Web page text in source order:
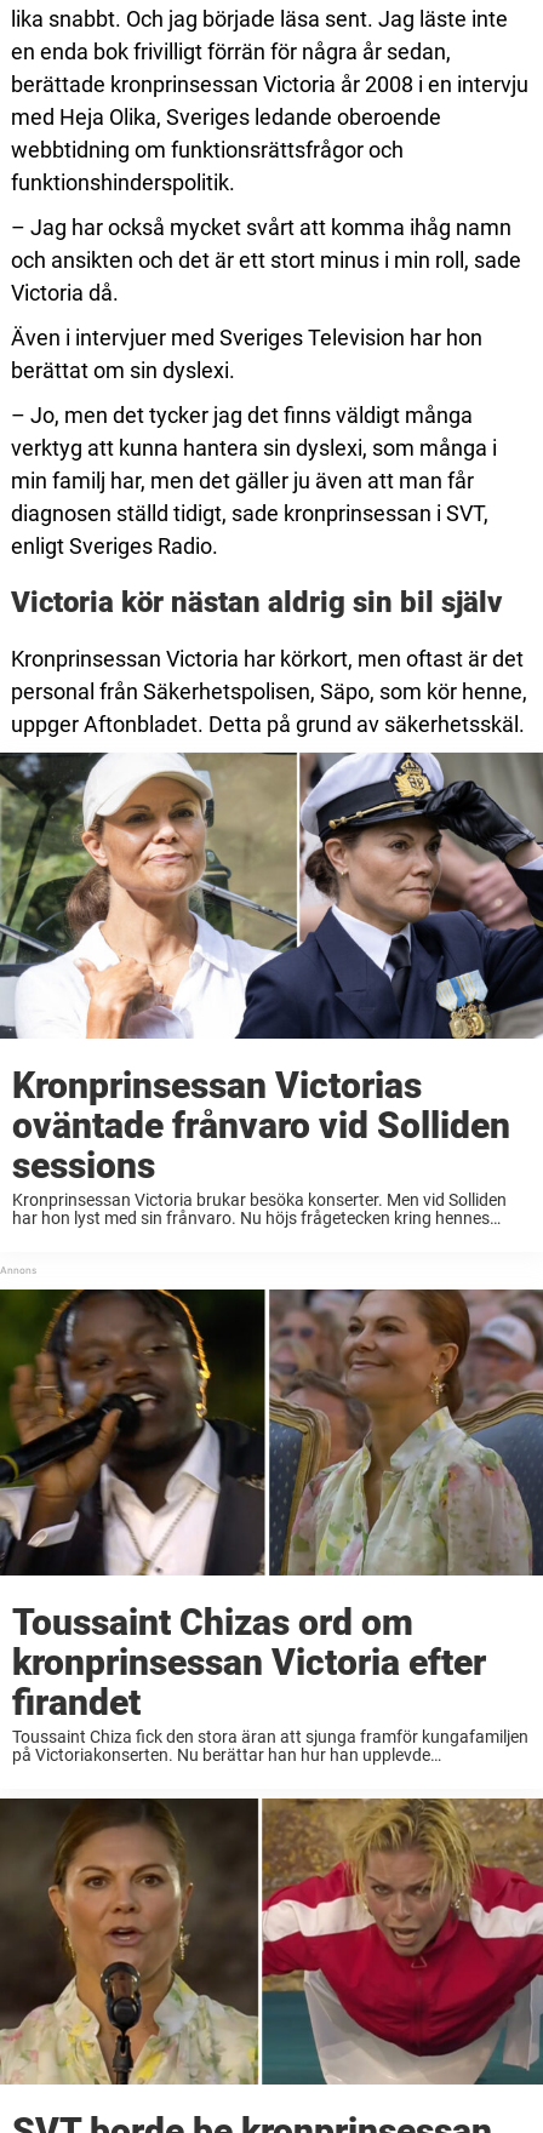
lika snabbt. Och jag började läsa sent. Jag läste inte
en enda bok frivilligt förrän för några år sedan,
berättade kronprinsessan Victoria år 2008 i en intervju
med Heja Olika, Sveriges ledande oberoende
webbtidning om funktionsrättsfrågor och
funktionshinderspolitik.
– Jag har också mycket svårt att komma ihåg namn
och ansikten och det är ett stort minus i min roll, sade
Vic­toria då.
Även i intervjuer med Sveriges Television har hon
berättat om sin dyslexi.
– Jo, men det tycker jag det finns väldigt många
verktyg att kunna hantera sin dyslexi, som många i
min familj har, men det gäller ju även att man får
diagnosen ställd tidigt, sade kronprinsessan i SVT,
enligt Sveriges Radio.
Victoria kör nästan aldrig sin bil själv
Kronprinsessan Victoria har körkort, men oftast är det
personal från Säkerhetspolisen, Säpo, som kör henne,
uppger Aftonbladet. Detta på grund av säkerhetsskäl.
Kronprinsessan Victorias
oväntade frånvaro vid Solliden
sessions
Kronprinsessan Victoria brukar besöka konserter. Men vid Solliden
har hon lyst med sin frånvaro. Nu höjs frågetecken kring hennes
Toussaint Chizas ord om
kronprinsessan Victoria efter
firandet
Toussaint Chiza fick den stora äran att sjunga framför kungafamiljen
på Victoriakonserten. Nu berättar han hur han upplevde